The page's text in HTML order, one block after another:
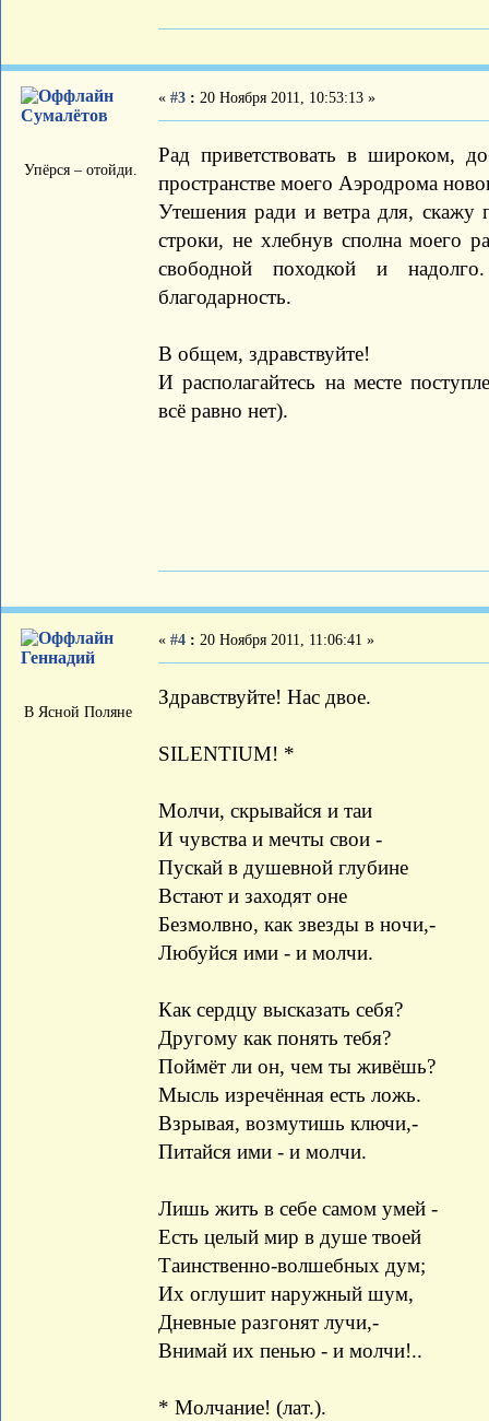
Сумалётов
Упёрся – отойди.
« #3 : 20 Ноября 2011, 10:53:13 »
Рад приветствовать в широком,
пространстве моего Аэродрома
Утешения ради и ветра для, скажу
строки, не хлебнув сполна моего
свободной походкой и
благодарность.
В общем, здравствуйте!
И располагайтесь на месте
всё равно нет).
Геннадий
В Ясной Поляне
« #4 : 20 Ноября 2011, 11:06:41 »
Здравствуйте! Нас двое.
SILENTIUM! *
Молчи, скрывайся и таи
И чувства и мечты свои -
Пускай в душевной глубине
Встают и заходят оне
Безмолвно, как звезды в ночи,-
Любуйся ими - и молчи.
Как сердцу высказать себя?
Другому как понять тебя?
Поймёт ли он, чем ты живёшь?
Мысль изречённая есть ложь.
Взрывая, возмутишь ключи,-
Питайся ими - и молчи.
Лишь жить в себе самом умей -
Есть целый мир в душе твоей
Таинственно-волшебных дум;
Их оглушит наружный шум,
Дневные разгонят лучи,-
Внимай их пенью - и молчи!..
* Молчание! (лат.).